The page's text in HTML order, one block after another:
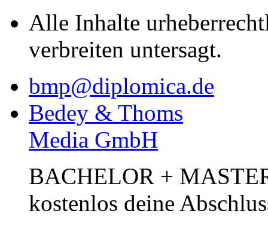
Alle Inhalte
verbreiten untersagt.
bmp@diplomica.de
Bedey & Thoms
Media GmbH
BACHELOR +
kostenlos deine